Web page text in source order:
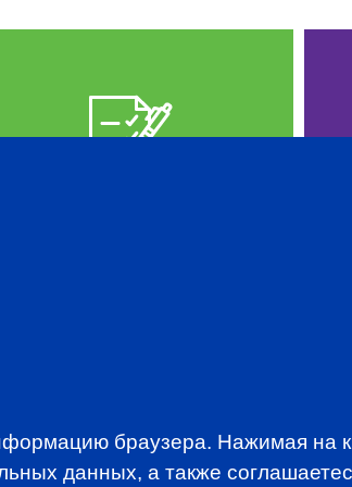
браузера. Нажимая на
данных, а также